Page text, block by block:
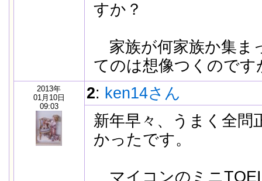
すか？
家族が何家族か集ま
てのは想像つくので
2013年
01月10日
09:03
2: ken14さん
新年早々、うまく全問
かったです。
マイコンのミニ